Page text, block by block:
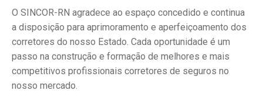
O SINCOR-RN agradece ao espaço concedido e continua
a disposição para aprimoramento e aperfeiçoamento dos
corretores do nosso Estado. Cada oportunidade é um
passo na construção e formação de melhores e mais
competitivos profissionais corretores de seguros no
nosso mercado.